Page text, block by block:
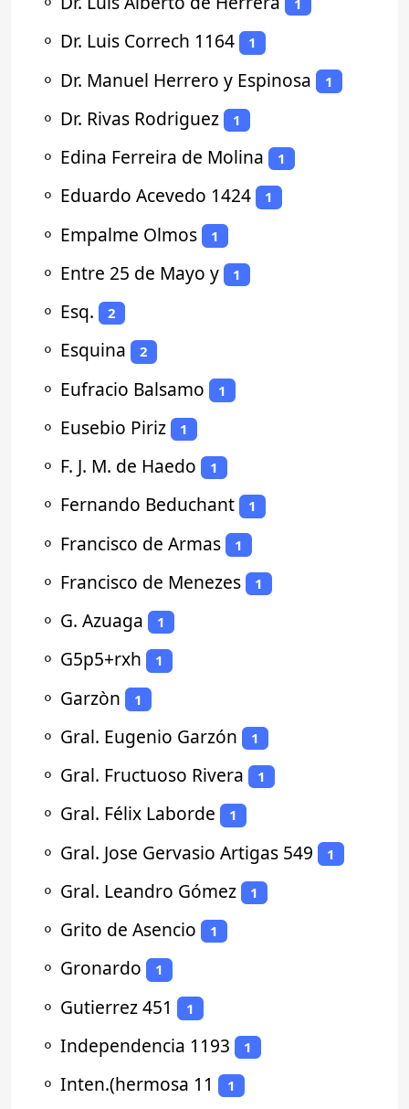
1
⚬ Dr. Luis Correch 1164 1
⚬ Dr. Manuel Herrero y Espinosa 1
⚬ Dr. Rivas Rodriguez 1
⚬ Edina Ferreira de Molina 1
⚬ Eduardo Acevedo 1424 1
⚬ Empalme Olmos 1
⚬ Entre 25 de Mayo y 1
⚬ Esq. 2
⚬ Esquina 2
⚬ Eufracio Balsamo 1
⚬ Eusebio Piriz 1
⚬ F. J. M. de Haedo 1
⚬ Fernando Beduchant 1
⚬ Francisco de Armas 1
⚬ Francisco de Menezes 1
⚬ G. Azuaga 1
⚬ G5p5+rxh 1
⚬ Garzòn 1
⚬ Gral. Eugenio Garzón 1
⚬ Gral. Fructuoso Rivera 1
⚬ Gral. Félix Laborde 1
⚬ Gral. Jose Gervasio Artigas 549 1
⚬ Gral. Leandro Gómez 1
⚬ Grito de Asencio 1
⚬ Gronardo 1
⚬ Gutierrez 451 1
⚬ Independencia 1193 1
⚬ Inten.(hermosa 11 1